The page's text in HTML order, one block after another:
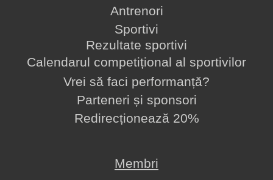
Antrenori
Sportivi
Rezultate sportivi
Calendarul competițional al sportivilor
Vrei să faci performanță?
Parteneri și sponsori
Redirecționează 20%
Membri